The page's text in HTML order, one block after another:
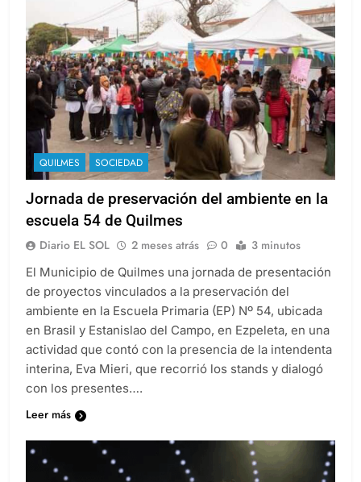
QUILMES SOCIEDAD
Jornada de preservación del ambiente en la
escuela 54 de Quilmes
Diario EL SOL 2 meses atrás 0 3 minutos
El Municipio de Quilmes una jornada de presentación
de proyectos vinculados a la preservación del
ambiente en la Escuela Primaria (EP) Nº 54, ubicada
en Brasil y Estanislao del Campo, en Ezpeleta, en una
actividad que contó con la presencia de la intendenta
interina, Eva Mieri, que recorrió los stands y dialogó
con los presentes….
Leer más